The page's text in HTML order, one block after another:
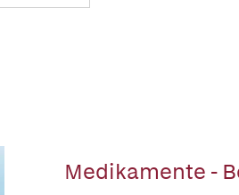
Medikamente -